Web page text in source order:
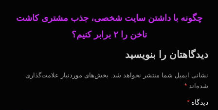
چگونه با داشتن سایت شخصی، جذب مشتری کاشت
ناخن را ۲ برابر کنیم؟
دیدگاهتان را بنویسید
نشانی ایمیل شما منتشر نخواهد شد. بخش‌های موردنیاز علامت‌گذاری
شده‌اند *
دیدگاه *